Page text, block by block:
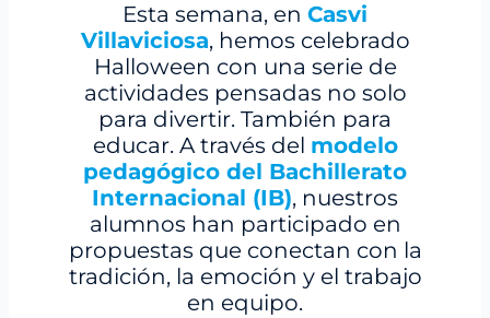
Esta semana, en Casvi
Villaviciosa, hemos celebrado
Halloween con una serie de
actividades pensadas no solo
para divertir. También para
educar. A través del modelo
pedagógico del Bachillerato
Internacional (IB), nuestros
alumnos han participado en
propuestas que conectan con la
tradición, la emoción y el trabajo
en equipo.